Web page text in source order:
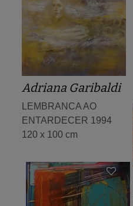
Adriana Garibaldi
LEMBRANCA AO
ENTARDECER 1994
120 x 100 cm